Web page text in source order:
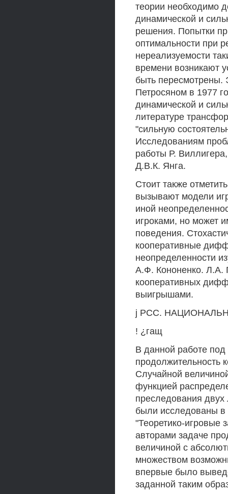
теории необходимо
динамической и
решения. Попытки
оптимальности при
нереализуемости
времени возникают
быть пересмотрены.
Петросяном в 1977
динамической и
литературе
"сильную
Исследованиям
работы Р.
Д.В.К. Янга.
Стоит также
вызывают модели
иной
игроками, но может
поведения.
кооперативные
неопределенности
А.Ф. Кононенко. Л.А.
кооперативных
выигрышами.
j РСС.
! ¿гащ
В данной работе
продолжительность
Случайной
функцией
преследования
были исследованы
"Теоретико-игровые
авторами задаче
величиной с
множеством
впервые было
заданной таким